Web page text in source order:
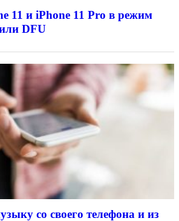
11 и iPhone 11 Pro в режим
DFU
со своего телефона и из